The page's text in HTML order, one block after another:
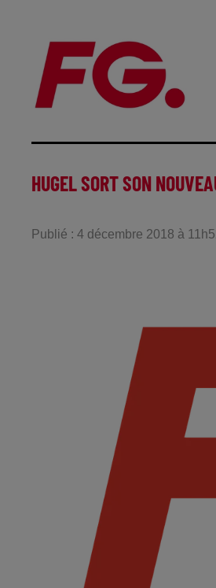
HUGEL SORT SON
Publié : 4 décembre 2018 à